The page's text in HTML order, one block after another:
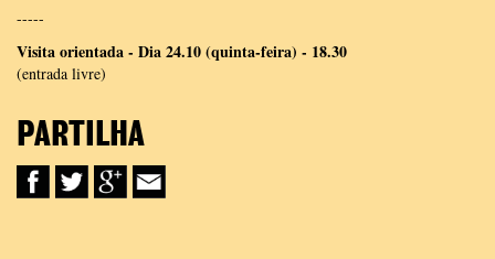
-----
Visita orientada - Dia 24.10 (quinta-feira) - 18.30
(entrada livre)
PARTILHA